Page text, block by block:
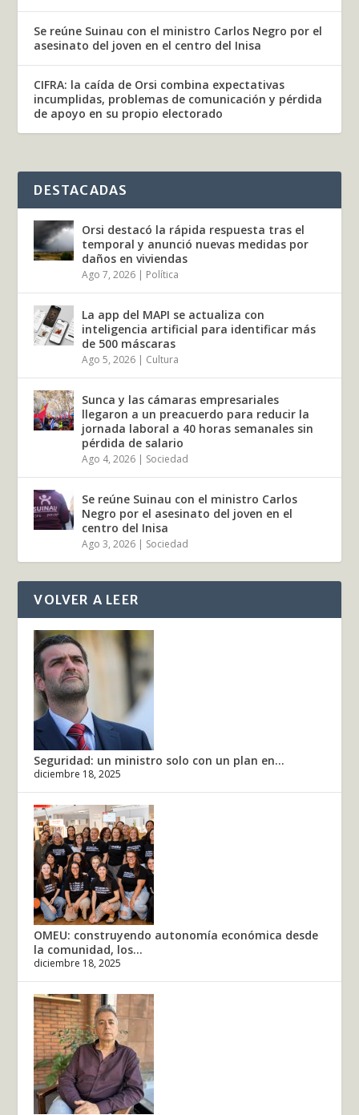
Se reúne Suinau con el ministro Carlos Negro por el
asesinato del joven en el centro del Inisa
CIFRA: la caída de Orsi combina expectativas
incumplidas, problemas de comunicación y pérdida
de apoyo en su propio electorado
DESTACADAS
Orsi destacó la rápida respuesta tras el
temporal y anunció nuevas medidas por
daños en viviendas
Ago 7, 2026 | Política
La app del MAPI se actualiza con
inteligencia artificial para identificar más
de 500 máscaras
Ago 5, 2026 | Cultura
Sunca y las cámaras empresariales
llegaron a un preacuerdo para reducir la
jornada laboral a 40 horas semanales sin
pérdida de salario
Ago 4, 2026 | Sociedad
Se reúne Suinau con el ministro Carlos
Negro por el asesinato del joven en el
centro del Inisa
Ago 3, 2026 | Sociedad
VOLVER A LEER
Seguridad: un ministro solo con un plan en...
diciembre 18, 2025
OMEU: construyendo autonomía económica desde
la comunidad, los...
diciembre 18, 2025